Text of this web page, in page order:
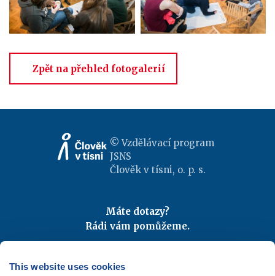
This website uses cookies
Zpět na přehled fotogalerií
© Vzdělávací program
JSNS
Člověk v tísni, o. p. s.
Máte dotazy?
Rádi vám pomůžeme.
Odebírejte newslettery